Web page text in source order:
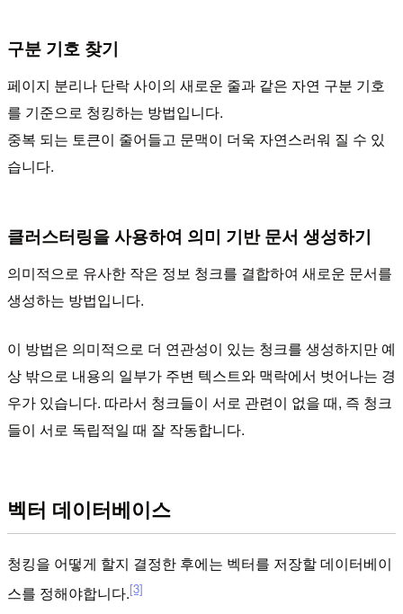
구분 기호 찾기
페이지 분리나 단락 사이의 새로운 줄과 같은 자연 구분 기호
를 기준으로 청킹하는 방법입니다.
중복 되는 토큰이 줄어들고 문맥이 더욱 자연스러워 질 수 있
습니다.
클러스터링을 사용하여 의미 기반 문서 생성하기
의미적으로 유사한 작은 정보 청크를 결합하여 새로운 문서를
생성하는 방법입니다.
이 방법은 의미적으로 더 연관성이 있는 청크를 생성하지만 예
상 밖으로 내용의 일부가 주변 텍스트와 맥락에서 벗어나는 경
우가 있습니다. 따라서 청크들이 서로 관련이 없을 때, 즉 청크
들이 서로 독립적일 때 잘 작동합니다.
벡터 데이터베이스
청킹을 어떻게 할지 결정한 후에는 벡터를 저장할 데이터베이
스를 정해야합니다.[3]